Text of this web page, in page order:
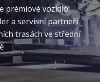
prémiové vozidlo:
a servisní partneři
trasách ve střední